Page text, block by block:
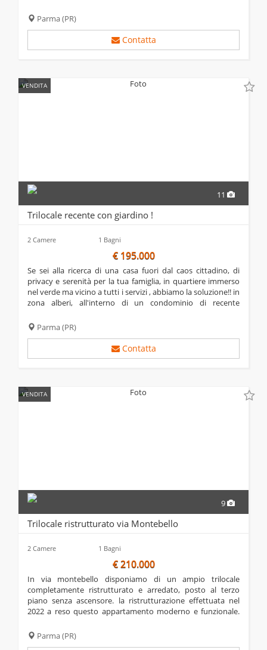
l'immobile è composto da:...
Parma(PR)
Contatta
VENDITA
11
Trilocale recente con giardino !
2 Camere 1 Bagni
€ 195.000
se sei alla ricerca di una casa fuori dal caos cittadino, di
privacy e serenità per la tua famiglia, in quartiere immerso
nel verde ma vicino a tutti i servizi , abbiamo la soluzione!! in
zona alberi, all'interno di un condominio di recente
appartamento con ingresso...
Parma(PR)
Contatta
VENDITA
9
Trilocale ristrutturato via Montebello
2 Camere 1 Bagni
€ 210.000
in via montebello disponiamo di un ampio trilocale
completamente ristrutturato e arredato, posto al terzo
piano senza ascensore. la ristrutturazione effettuata nel
2022 a reso questo appartamento moderno e funzionale.
nel prezzo c'è l'installazione dei nuovi...
Parma(PR)